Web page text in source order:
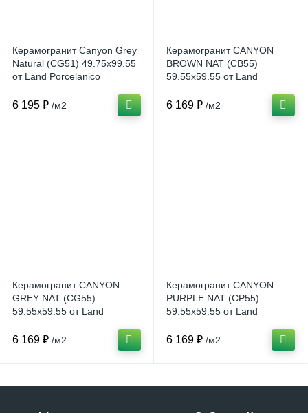
Керамогранит Canyon Grey
Natural (CG51) 49.75x99.55
от Land Porcelanico
6 195 ₽ /м2
Керамогранит CANYON
BROWN NAT (CB55)
59.55x59.55 от Land
6 169 ₽ /м2
Керамогранит CANYON
GREY NAT (CG55)
59.55x59.55 от Land
6 169 ₽ /м2
Керамогранит CANYON
PURPLE NAT (CP55)
59.55x59.55 от Land
6 169 ₽ /м2